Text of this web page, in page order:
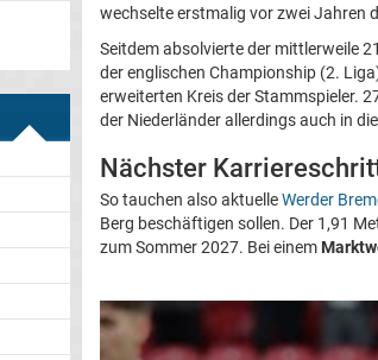
wechselte erstmalig vor zwei Jahren
Seitdem absolvierte der mittlerweile
der englischen Championship (2.
erweiterten Kreis der Stammspieler.
der Niederländer allerdings auch in
Nächster
So tauchen also aktuelleWerder
Berg beschäftigen sollen. Der 1,91
zum Sommer 2027. Bei einem